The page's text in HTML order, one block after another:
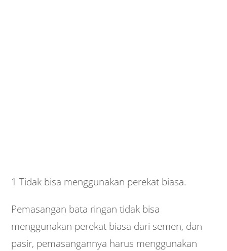
1 Tidak bisa menggunakan perekat biasa.
Pemasangan bata ringan tidak bisa
menggunakan perekat biasa dari semen, dan
pasir, pemasangannya harus menggunakan